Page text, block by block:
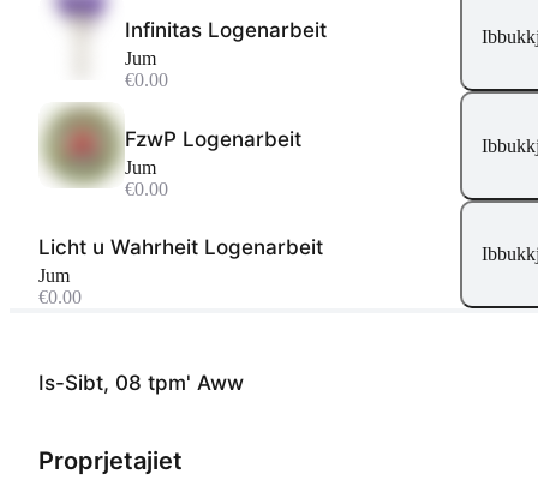
Is-Sibt, 08 tpm' Aww
Proprjetajiet
Infinitas Logenarbeit
Jum
€0.00
FzwP Logenarbeit
Jum
€0.00
Licht u Wahrheit Logenarbeit
Jum
€0.00